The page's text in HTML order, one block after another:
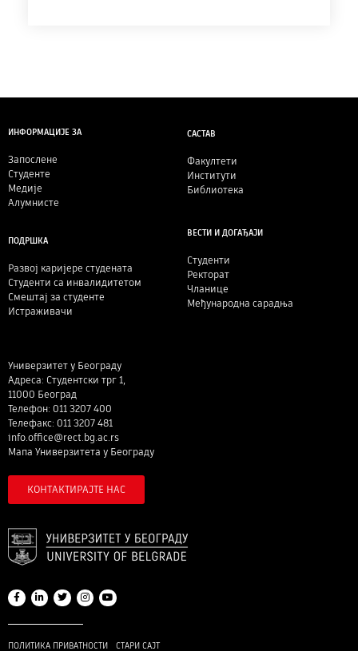
ИНФОРМАЦИЈЕ ЗА
Запослене
Студенте
Медије
Алумнисте
САСТАВ
Факултети
Институти
Библиотека
ПОДРШКА
Развој каријере студената
Студенти са инвалидитетом
Смештај за студенте
Истраживачи
ВЕСТИ И ДОГАЂАЈИ
Студенти
Ректорат
Чланице
Међународна сарадња
Универзитет у Београду
Адреса: Студентски трг 1,
11000 Београд
Телефон: 011 3207 400
Телефакс: 011 3207 481
info.office@rect.bg.ac.rs
Мапа Универзитета у Београду
КОНТАКТИРАЈТЕ НАС
ПОЛИТИКА ПРИВАТНОСТИ СТАРИ САЈТ